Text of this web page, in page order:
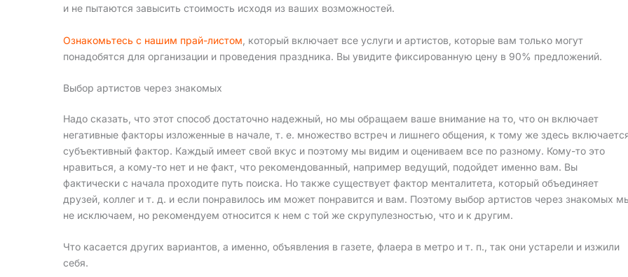
и не пытаются завысить стоимость исходя из ваших возможностей.
Ознакомьтесь с нашим прай-листом , который включает все услуги и артистов, которые вам только могут
понадобятся для организации и проведения праздника. Вы увидите фиксированную цену в 90% предложений.
Выбор артистов через знакомых
Надо сказать, что этот способ достаточно надежный, но мы обращаем ваше внимание на то, что он включает
негативные факторы изложенные в начале, т. е. множество встреч и лишнего общения, к тому же здесь
субъективный фактор. Каждый имеет свой вкус и поэтому мы видим и оцениваем все по разному. Кому-то это
нравиться, а кому-то нет и не факт, что рекомендованный, например ведущий, подойдет именно вам. Вы
фактически с начала проходите путь поиска. Но также существует фактор менталитета, который объединяет
друзей, коллег и т. д. и если понравилось им может понравится и вам. Поэтому выбор артистов через знакомых
не исключаем, но рекомендуем относится к нем с той же скрупулезностью, что и к другим.
Что касается других вариантов, а именно, объявления в газете, флаера в метро и т. п., так они устарели и изжили
себя.